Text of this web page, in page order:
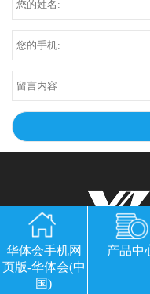
华体会手机网页版-
公司地址：山东临朐县
华体会手机网
页版-华体会(中
国)
产品中